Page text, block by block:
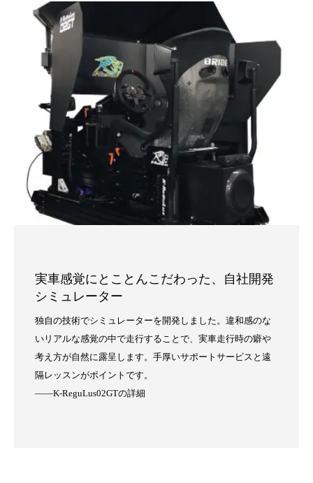
実車感覚にとことんこだわった、自社開発
シミュレーター
独自の技術でシミュレーターを開発しました。違和感のな
いリアルな感覚の中で走行することで、実車走行時の癖や
考え方が自然に露呈します。手厚いサポートサービスと遠
隔レッスンがポイントです。
——K-ReguLus02GTの詳細